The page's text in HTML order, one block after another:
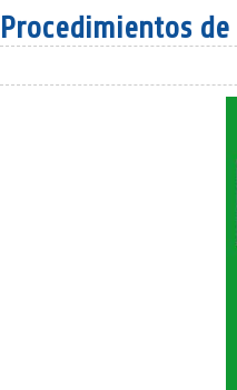
Procedimientos